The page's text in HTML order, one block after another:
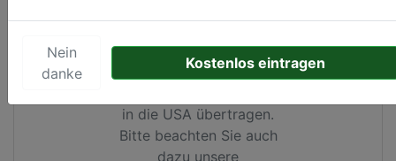
Google Maps Cookies
gesetzt, IhreIP-Adresse
in die USA übertragen.
Bitte beachten Sie auch
dazu unsere
Nein
danke
Kostenlos eintragen